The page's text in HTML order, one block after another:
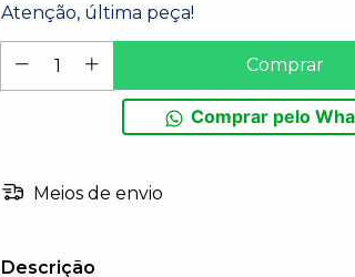
Atenção, última peça!
Comprar pelo
Meios de envio
Descrição